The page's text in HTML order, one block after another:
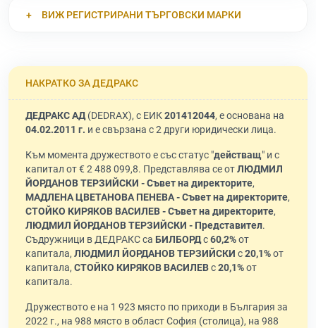
ВИЖ РЕГИСТРИРАНИ ТЪРГОВСКИ МАРКИ
НАКРАТКО ЗА ДЕДРАКС
ДЕДРАКС АД(DEDRAX), с ЕИК201412044, е основана на
04.02.2011 г. и е свързана с 2 други юридически лица.
Към момента дружеството е със статус "действащ" и с
капитал от € 2 488 099,8. Представлява се отЛЮДМИЛ
ЙОРДАНОВ ТЕРЗИЙСКИ - Съвет на директорите,
МАДЛЕНА ЦВЕТАНОВА ПЕНЕВА - Съвет на директорите,
СТОЙКО КИРЯКОВ ВАСИЛЕВ - Съвет на директорите,
ЛЮДМИЛ ЙОРДАНОВ ТЕРЗИЙСКИ - Представител.
Съдружници в ДЕДРАКС са БИЛБОРДс60,2%от
капитала, ЛЮДМИЛ ЙОРДАНОВ ТЕРЗИЙСКИ с20,1%от
капитала, СТОЙКО КИРЯКОВ ВАСИЛЕВс20,1%от
капитала.
Дружеството е на 1 923 място по приходи в България за
2022 г., на 988 място в област София (столица), на 988